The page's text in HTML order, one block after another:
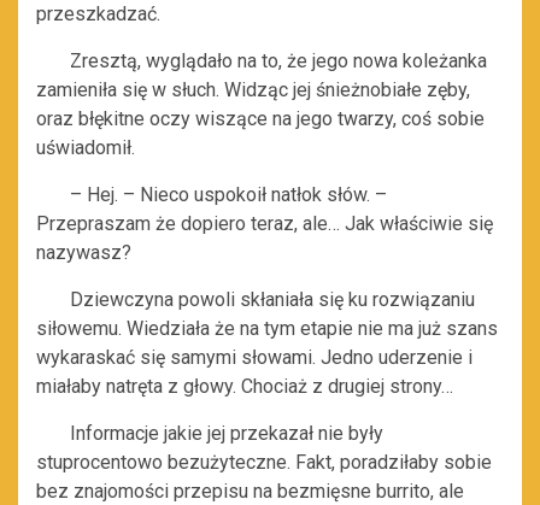
przeszkadzać.
Zresztą, wyglądało na to, że jego nowa koleżanka
zamieniła się w słuch. Widząc jej śnieżnobiałe zęby,
oraz błękitne oczy wiszące na jego twarzy, coś sobie
uświadomił.
– Hej. – Nieco uspokoił natłok słów. –
Przepraszam że dopiero teraz, ale… Jak właściwie się
nazywasz?
Dziewczyna powoli skłaniała się ku rozwiązaniu
siłowemu. Wiedziała że na tym etapie nie ma już szans
wykaraskać się samymi słowami. Jedno uderzenie i
miałaby natręta z głowy. Chociaż z drugiej strony…
Informacje jakie jej przekazał nie były
stuprocentowo bezużyteczne. Fakt, poradziłaby sobie
bez znajomości przepisu na bezmięsne burrito, ale